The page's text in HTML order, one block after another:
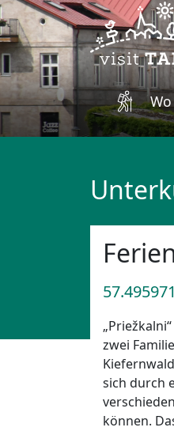
Zum Hauptinhalt springen
zwei
sich durch
können.